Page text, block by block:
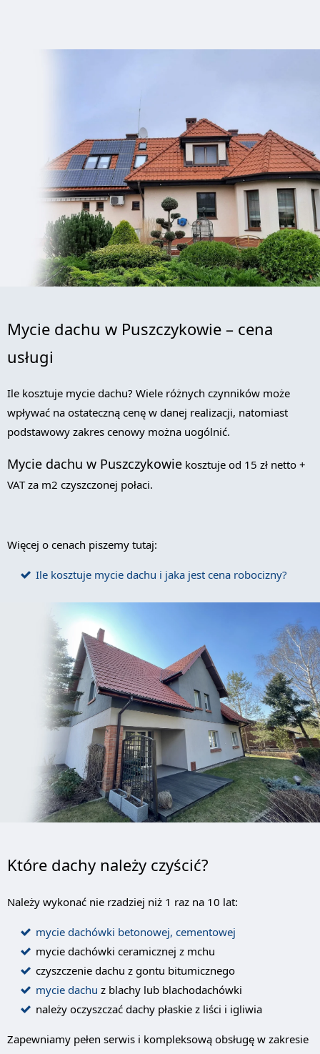
Mycie dachu w Puszczykowie – cena
usługi
Ile kosztuje mycie dachu? Wiele różnych czynników może
wpływać na ostateczną cenę w danej realizacji, natomiast
podstawowy zakres cenowy można uogólnić.
Mycie dachu w Puszczykowie kosztuje od 15 zł netto +
VAT za m2 czyszczonej połaci.
Więcej o cenach piszemy tutaj:
Ile kosztuje mycie dachu i jaka jest cena robocizny?
Które dachy należy czyścić?
Należy wykonać nie rzadziej niż 1 raz na 10 lat:
mycie dachówki betonowej, cementowej
mycie dachówki ceramicznej z mchu
czyszczenie dachu z gontu bitumicznego
mycie dachu z blachy lub blachodachówki
należy oczyszczać dachy płaskie z liści i igliwia
Zapewniamy pełen serwis i kompleksową obsługę w zakresie